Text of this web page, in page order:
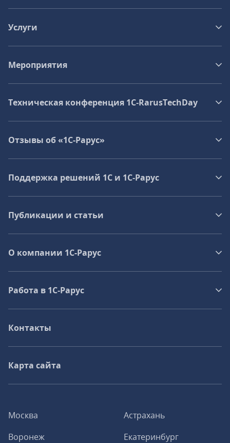
Москва
Астрахань
Воронеж
Екатеринбург
Услуги
Мероприятия
Техническая конференция 1C‑RarusTechDay
Отзывы об «1С-Рарус»
Поддержка решений 1С и 1С‑Рарус
Публикации и статьи
О компании 1C-Рарус
Работа в 1С‑Рарус
Контакты
Карта сайта